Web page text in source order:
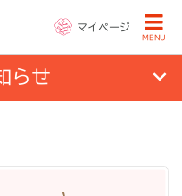
マイページ
MENU
らせ